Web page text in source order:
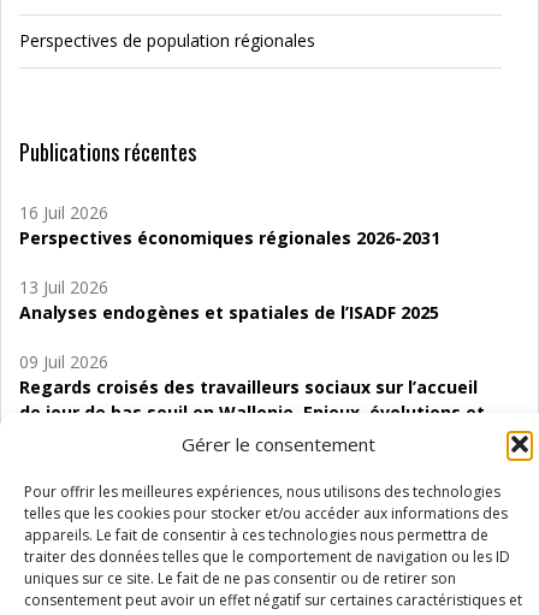
Gérer le consentement
Pour offrir les meilleures expériences, nous utilisons des technologies
telles que les cookies pour stocker et/ou accéder aux informations des
appareils. Le fait de consentir à ces technologies nous permettra de
traiter des données telles que le comportement de navigation ou les ID
uniques sur ce site. Le fait de ne pas consentir ou de retirer son
consentement peut avoir un effet négatif sur certaines caractéristiques et
Perspectives de population régionales
Publications récentes
16 Juil 2026
Perspectives économiques régionales 2026-2031
13 Juil 2026
Analyses endogènes et spatiales de l’ISADF 2025
09 Juil 2026
Regards croisés des travailleurs sociaux sur l’accueil
de jour de bas seuil en Wallonie. Enjeux, évolutions et
06 Juil 2026
Étude d’évaluabilité des Structures
d’accompagnement à l’autocréation d’emploi (SAACE)
01 Juil 2026